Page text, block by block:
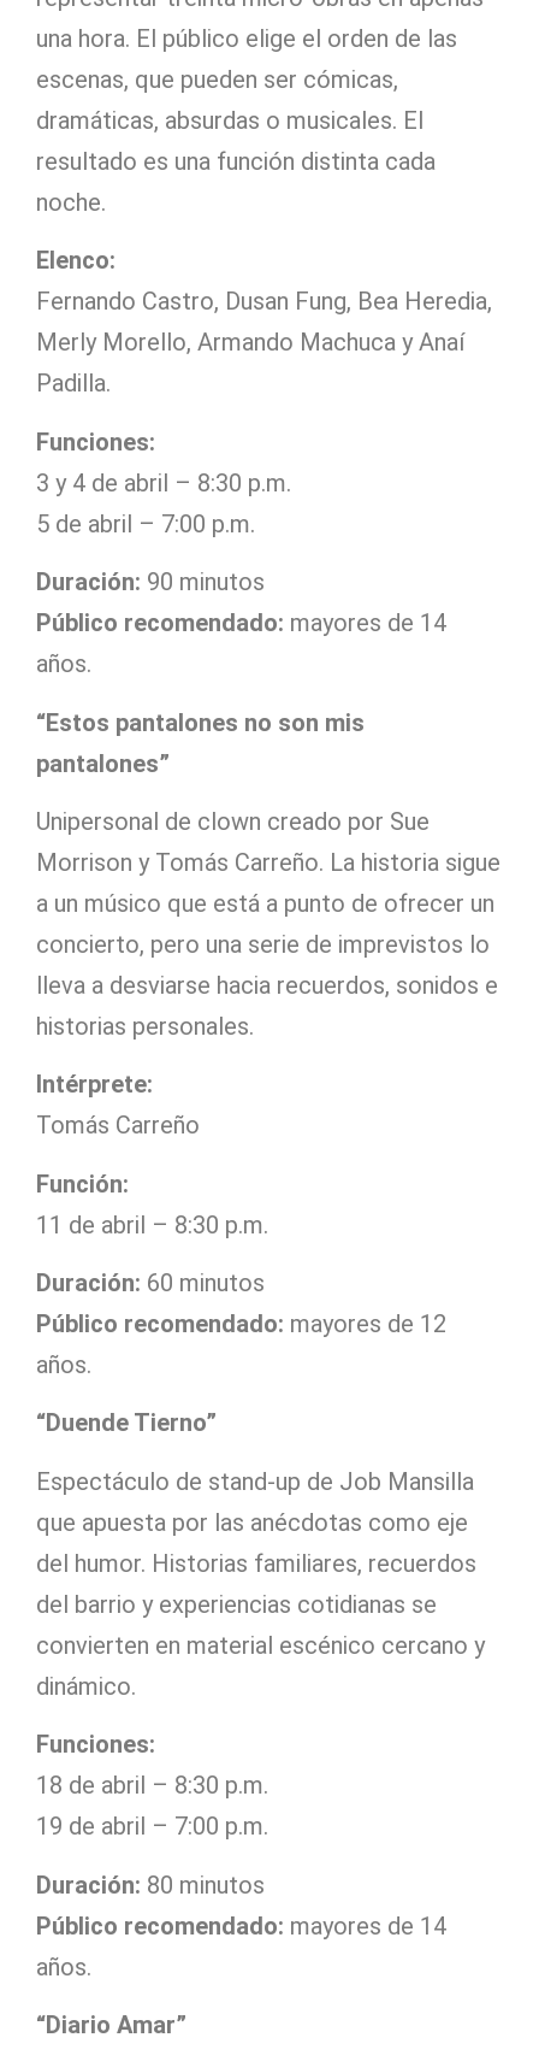
una hora. El público elige el orden de las
escenas, que pueden ser cómicas,
dramáticas, absurdas o musicales. El
resultado es una función distinta cada
noche.
Elenco:
Fernando Castro, Dusan Fung, Bea Heredia,
Merly Morello, Armando Machuca y Anaí
Padilla.
Funciones:
3 y 4 de abril – 8:30 p.m.
5 de abril – 7:00 p.m.
Duración: 90 minutos
Público recomendado: mayores de 14
años.
“Estos pantalones no son mis
pantalones”
Unipersonal de clown creado por Sue
Morrison y Tomás Carreño. La historia sigue
a un músico que está a punto de ofrecer un
concierto, pero una serie de imprevistos lo
lleva a desviarse hacia recuerdos, sonidos e
historias personales.
Intérprete:
Tomás Carreño
Función:
11 de abril – 8:30 p.m.
Duración: 60 minutos
Público recomendado: mayores de 12
años.
“Duende Tierno”
Espectáculo de stand-up de Job Mansilla
que apuesta por las anécdotas como eje
del humor. Historias familiares, recuerdos
del barrio y experiencias cotidianas se
convierten en material escénico cercano y
dinámico.
Funciones:
18 de abril – 8:30 p.m.
19 de abril – 7:00 p.m.
Duración: 80 minutos
Público recomendado: mayores de 14
años.
“Diario Amar”